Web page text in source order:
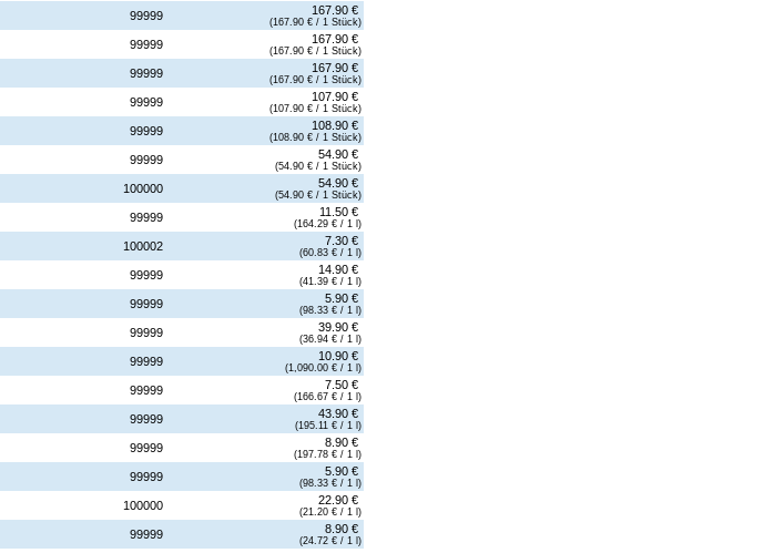
99999 167.90 €
(167.90 € / 1 Stück)
99999 167.90 €
(167.90 € / 1 Stück)
99999 167.90 €
(167.90 € / 1 Stück)
99999 107.90 €
(107.90 € / 1 Stück)
99999 108.90 €
(108.90 € / 1 Stück)
99999 54.90 €
(54.90 € / 1 Stück)
100000 54.90 €
(54.90 € / 1 Stück)
99999 11.50 €
(164.29 € / 1 l)
100002 7.30 €
(60.83 € / 1 l)
99999 14.90 €
(41.39 € / 1 l)
99999 5.90 €
(98.33 € / 1 l)
99999 39.90 €
(36.94 € / 1 l)
99999 10.90 €
(1,090.00 € / 1 l)
99999 7.50 €
(166.67 € / 1 l)
99999 43.90 €
(195.11 € / 1 l)
99999 8.90 €
(197.78 € / 1 l)
99999 5.90 €
(98.33 € / 1 l)
100000 22.90 €
(21.20 € / 1 l)
99999 8.90 €
(24.72 € / 1 l)